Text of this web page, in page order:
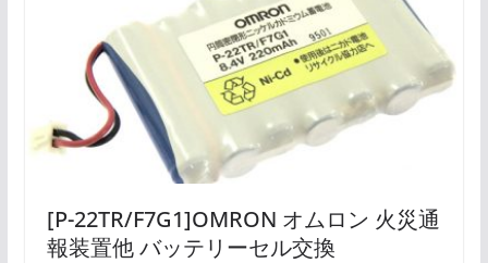
[P-22TR/F7G1]OMRON オムロン 火災通
報装置他 バッテリーセル交換